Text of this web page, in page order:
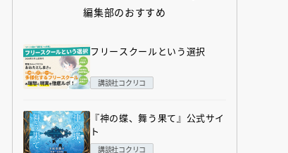
編集部のおすすめ
フリースクールという選択
講談社コクリコ
『神の蝶、舞う果て』公式サイ
ト
講談社コクリコ